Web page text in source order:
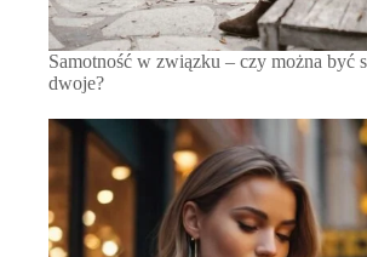
Samotność w związku – czy można być
dwoje?